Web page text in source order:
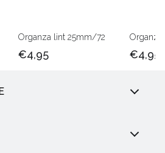
Organza lint 25mm/72
€4,95 €4,95